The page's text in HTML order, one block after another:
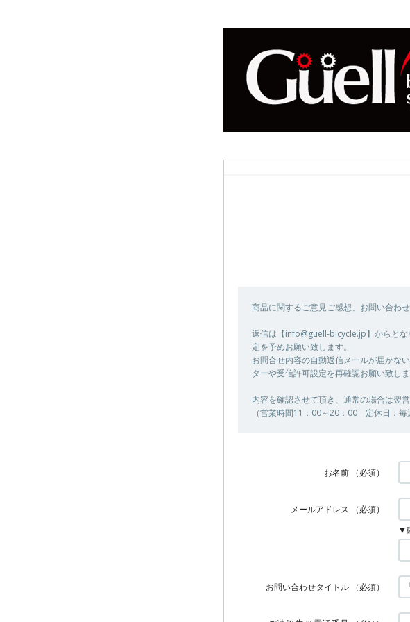
商品に関するご意見ご感想、お問い合わ
返信は【info@guell-bicycle.jp】からと
定を予めお願い致します。
お問合せ内容の自動返信メールが届かな
ターや受信許可設定を再確認お願い致しま
内容を確認させて頂き、通常の場合は翌
（営業時間11：00～20：00 定休日：毎
お名前 （必須）
メールアドレス
（必須）
▼
お問い合わせタイトル （必須）